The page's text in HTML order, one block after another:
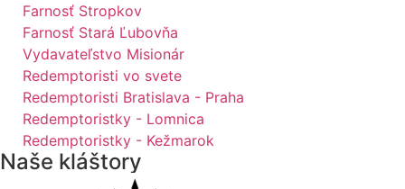
Farnosť Stropkov
Farnosť Stará Ľubovňa
Vydavateľstvo Misionár
Redemptoristi vo svete
Redemptoristi Bratislava - Praha
Redemptoristky - Lomnica
Redemptoristky - Kežmarok
Naše kláštory